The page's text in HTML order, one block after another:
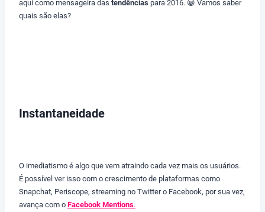
aqui como mensageira das tendências para 2016. 😀 Vamos saber
quais são elas?
Instantaneidade
O imediatismo é algo que vem atraindo cada vez mais os usuários.
É possível ver isso com o crescimento de plataformas como
Snapchat, Periscope, streaming no Twitter o Facebook, por sua vez,
avança com o Facebook Mentions.